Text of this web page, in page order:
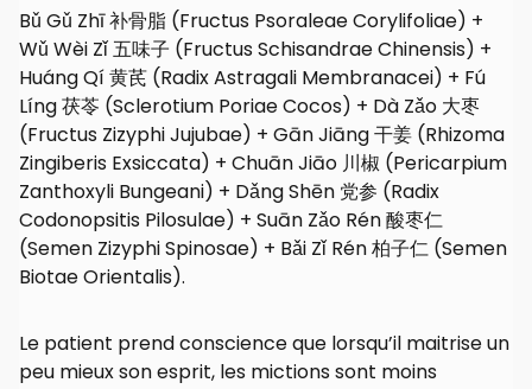
Bǔ Gǔ Zhī 补骨脂 (Fructus Psoraleae Corylifoliae) +
Wǔ Wèi Zǐ 五味子 (Fructus Schisandrae Chinensis) +
Huáng Qí 黄芪 (Radix Astragali Membranacei) + Fú
Líng 茯苓 (Sclerotium Poriae Cocos) + Dà Zǎo 大枣
(Fructus Zizyphi Jujubae) + Gān Jiāng 干姜 (Rhizoma
Zingiberis Exsiccata) + Chuān Jiāo 川椒 (Pericarpium
Zanthoxyli Bungeani) + Dǎng Shēn 党参 (Radix
Codonopsitis Pilosulae) + Suān Zǎo Rén 酸枣仁
(Semen Zizyphi Spinosae) + Bǎi Zǐ Rén 柏子仁 (Semen
Biotae Orientalis).
Le patient prend conscience que lorsqu’il maitrise un
peu mieux son esprit, les mictions sont moins